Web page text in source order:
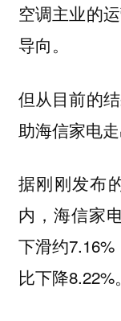
空调主业的
导向。
但从目前的
助海信家电
据刚刚发布
内，海信家
下滑约
比下降8.22%。